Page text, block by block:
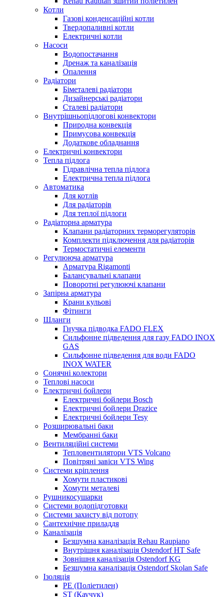
Котли
Газові конденсаційні котли
Твердопаливні котли
Електричні котли
Насоси
Водопостачання
Дренаж та каналізація
Опалення
Радіатори
Біметалеві радіатори
Дизайнерські радіатори
Сталеві радіатори
Внутрішньопідлогові конвектори
Природна конвекція
Примусова конвекція
Додаткове обладнання
Електричні конвектори
Тепла підлога
Гідравлічна тепла підлога
Електрична тепла підлога
Автоматика
Для котлів
Для радіаторів
Для теплої підлоги
Радіаторна арматура
Клапани радіаторних терморегуляторів
Комплекти підключення для радіаторів
Термостатичні елементи
Регулююча арматура
Арматура Rigamonti
Балансувальні клапани
Поворотні регулюючі клапани
Запірна арматура
Крани кульові
Фітинги
Шланги
Гнучка підводка FADO FLEX
Сильфонне підведення для газу FADO INOX
GAS
Сильфонне підведення для води FADO
INOX WATER
Сонячні колектори
Теплові насоси
Електричні бойлери
Електричні бойлери Bosch
Електричні бойлери Drazice
Електричні бойлери Tesy
Розширювальні баки
Мембранні баки
Вентиляційні системи
Тепловентилятори VTS Volcano
Повітряні завіси VTS Wing
Системи кріплення
Хомути пластикові
Хомути металеві
Рушникосушарки
Системи водопідготовки
Системи захисту від потопу
Сантехнічне приладдя
Каналізація
Безшумна каналізація Rehau Raupiano
Внутрішня каналізація Ostendorf HT Safe
Зовнішня каналізація Ostendorf KG
Безшумна каналізація Ostendorf Skolan Safe
Ізоляція
PE (Поліетилен)
ST (Каучук)